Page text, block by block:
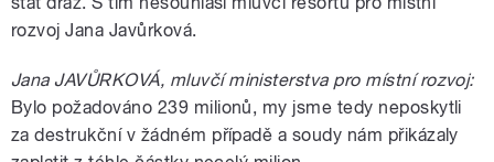
rozvoj Jana Javůrková.
Jana JAVŮRKOVÁ, mluvčí ministerstva pro místní rozvoj:
Bylo požadováno 239 milionů, my jsme tedy neposkytli
za destrukční v žádném případě a soudy nám přikázaly